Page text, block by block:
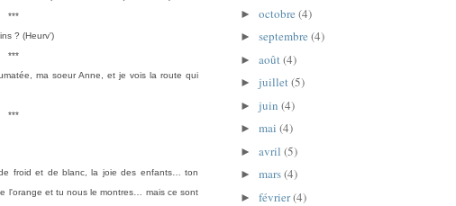
***
? (Heurv')
***
ma soeur Anne, et je vois la route qui
***
froid et de blanc, la joie des enfants… ton
l'orange et tu nous le montres… mais ce sont
► octobre (4)
► septembre (4)
► août(4)
► juillet(5)
► juin (4)
► mai (4)
► avril (5)
► mars(4)
► février(4)